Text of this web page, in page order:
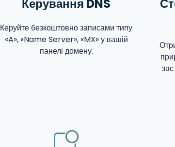
Керування DNS
Керуйте безкоштовно записами типу
«A», «Name Server», «MX» у вашій
панелі домену.